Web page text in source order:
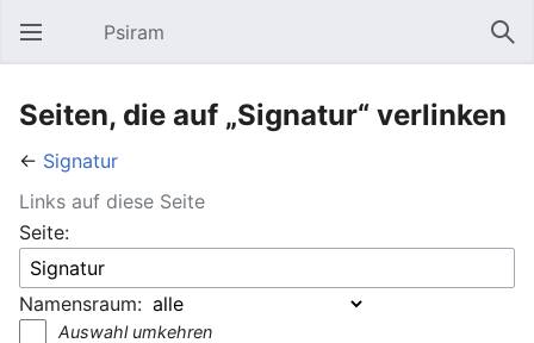
Hauptmenü öffnen Psiram
Seiten, die auf „Signatur“ verlinken
← Signatur
Links auf diese Seite
Seite:
Namensraum:
Auswahl umkehren